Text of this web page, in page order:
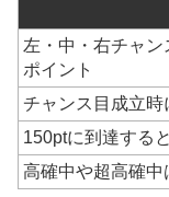
左・中・右チャ
ポイント
チャンス目成立
150ptに到達する
高確中や超高確中